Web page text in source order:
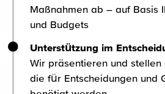
Maßnahmen ab – auf Basis
und Budgets
Unterstützung im
Wir präsentieren und
die für Entscheidungen und